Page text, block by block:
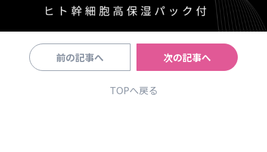
前の記事へ 次の記事へ
TOPへ戻る